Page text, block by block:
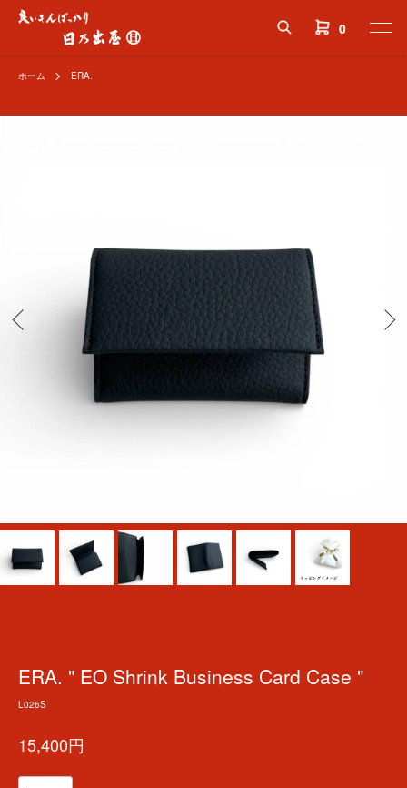
0
ホーム ERA.
ERA. " EO Shrink Business Card Case "
L026S
15,400円